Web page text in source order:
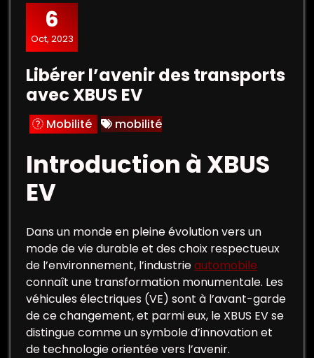
6
Oct, 2023
Libérer l’avenir des transports
avec XBUS EV
Mobilité mobilité
Introduction à XBUS
EV
Dans un monde en pleine évolution vers un
mode de vie durable et des choix respectueux
de l’environnement, l’industrieautomobile
connaît une transformation monumentale. Les
véhicules électriques (VE) sont à l’avant-garde
de ce changement, et parmi eux, le XBUS EV se
distingue comme un symbole d’innovation et
de technologie orientée vers l’avenir.